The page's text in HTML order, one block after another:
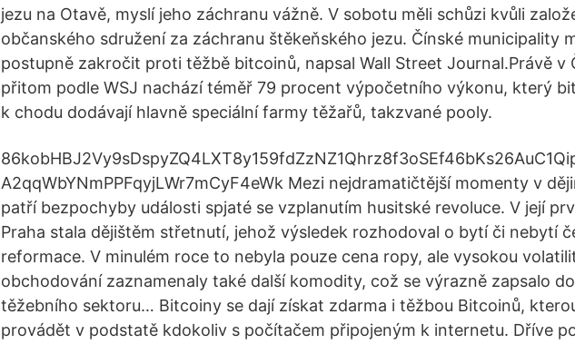
jezu na Otavě, myslí jeho záchranu vážně. V sobotu měli schůzi kvůli
občanského sdružení za záchranu štěkeňského jezu. Čínské municipality
postupně zakročit proti těžbě bitcoinů, napsal Wall Street Journal.Právě v
přitom podle WSJ nachází téměř 79 procent výpočetního výkonu, který
k chodu dodávají hlavně speciální farmy těžařů, takzvané pooly.
A2qqWbYNmPPFqyjLWr7mCyF4eWk Mezi nejdramatičtější momenty v
patří bezpochyby události spjaté se vzplanutím husitské revoluce. V její
Praha stala dějištěm střetnutí, jehož výsledek rozhodoval o bytí či nebytí
reformace. V minulém roce to nebyla pouze cena ropy, ale vysokou
obchodování zaznamenaly také další komodity, což se výrazně zapsalo
těžebního sektoru… Bitcoiny se dají získat zdarma i těžbou Bitcoinů,
provádět v podstatě kdokoliv s počítačem připojeným k internetu. Dříve